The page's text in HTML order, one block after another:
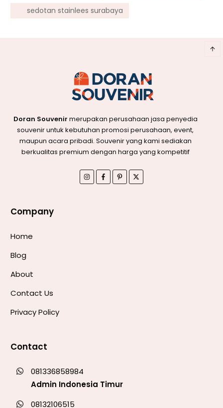
sedotan stainlees surabaya
Doran Souvenir merupakan perusahaan jasa penyedia
souvenir untuk kebutuhan promosi perusahaan, event,
maupun acara pribadi. Souvenir yang kami sediakan
berkualitas premium dengan harga yang kompetitif
Company
Home
Blog
About
Contact Us
Privacy Policy
Contact
081336858984
Admin Indonesia Timur
08132106515